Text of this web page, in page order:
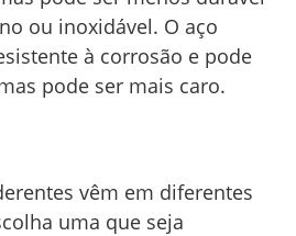
ou inoxidável. O aço
à corrosão e pode
pode ser mais caro.
vêm em diferentes
uma que seja